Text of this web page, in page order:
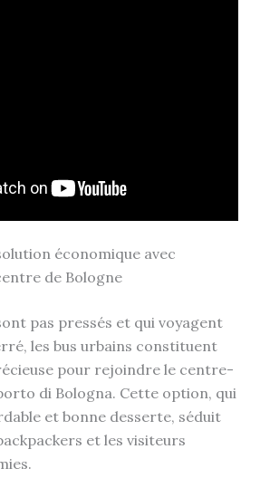
économique avec
de Bologne
pas pressés et qui voyagent
les bus urbains constituent
pour rejoindre le centre-
di Bologna. Cette option, qui
et bonne desserte, séduit
et les visiteurs